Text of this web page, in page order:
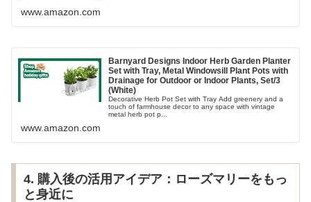
www.amazon.com
Barnyard Designs Indoor Herb Garden Planter
Set with Tray, Metal Windowsill Plant Pots with
Drainage for Outdoor or Indoor Plants, Set/3
(White)
Decorative Herb Pot Set with Tray Add greenery and a
touch of farmhouse decor to any space with vintage
metal herb pot p...
www.amazon.com
4. 購入後の活用アイデア：ローズマリーをもっ
と身近に